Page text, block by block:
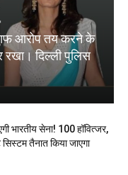
आरोप तय करने के
दिल्ली पुलिस
भारतीय सेना! 100 हॉवित्जर,
तैनात किया जाएगा